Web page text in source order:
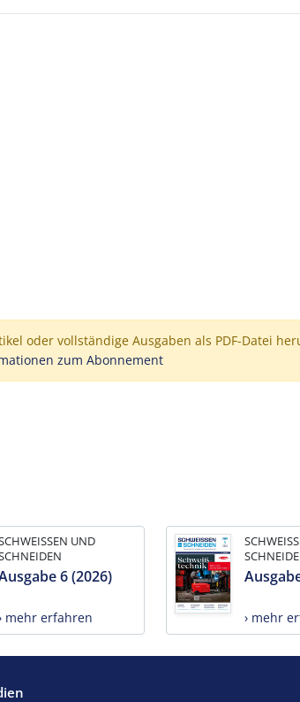
oder vollständige Ausgaben als PDF-Datei
zum Abonnement
UND
6 (2026)
mehr erfahren › mehr